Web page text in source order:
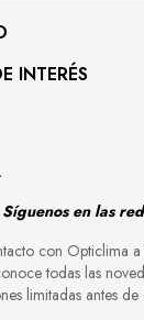
INTERÉS
Síguenos en las
con Opticlima a
todas las
limitadas antes